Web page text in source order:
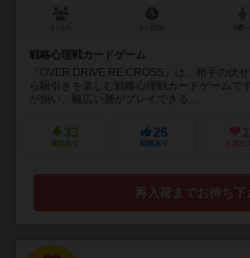
戦略心理戦カードゲーム
『OVER DRIVE RE:CROSS』は、相手の伏
ら駆引きを楽しむ戦略心理戦カードゲームで
が揃い、幅広い層がプレイできる...
33
興味あり
26
経験あり お気に
再入荷までお待ち下